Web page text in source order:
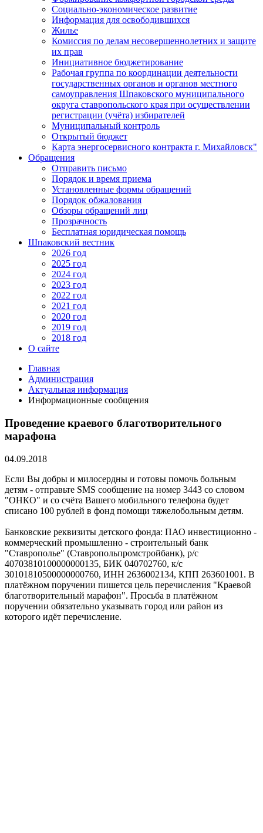
Социально-экономическое развитие
Информация для освободившихся
Жилье
Комиссия по делам несовершеннолетних и защите
их прав
Инициативное бюджетирование
Рабочая группа по координации деятельности
государственных органов и органов местного
самоуправления Шпаковского муниципального
округа ставропольского края при осуществлении
регистрации (учёта) избирателей
Муниципальный контроль
Открытый бюджет
Карта энергосервисного контракта г. Михайловск"
Обращения
Отправить письмо
Порядок и время приема
Установленные формы обращений
Порядок обжалования
Обзоры обращений лиц
Прозрачность
Бесплатная юридическая помощь
Шпаковский вестник
2026 год
2025 год
2024 год
2023 год
2022 год
2021 год
2020 год
2019 год
2018 год
О сайте
Главная
Администрация
Актуальная информация
Информационные сообщения
Проведение краевого благотворительного
марафона
04.09.2018
Если Вы добры и милосердны и готовы помочь больным
детям - отправьте SMS сообщение на номер 3443 со словом
"ОНКО" и со счёта Вашего мобильного телефона будет
списано 100 рублей в фонд помощи тяжелобольным детям.
Банковские реквизиты детского фонда: ПАО инвестиционно -
коммерческий промышленно - строительный банк
"Ставрополье" (Ставропольпромстройбанк), р/с
40703810100000000135, БИК 040702760, к/с
30101810500000000760, ИНН 2636002134, КПП 263601001. В
платёжном поручении пишется цель перечисления "Краевой
благотворительный марафон". Просьба в платёжном
поручении обязательно указывать город или район из
которого идёт перечисление.